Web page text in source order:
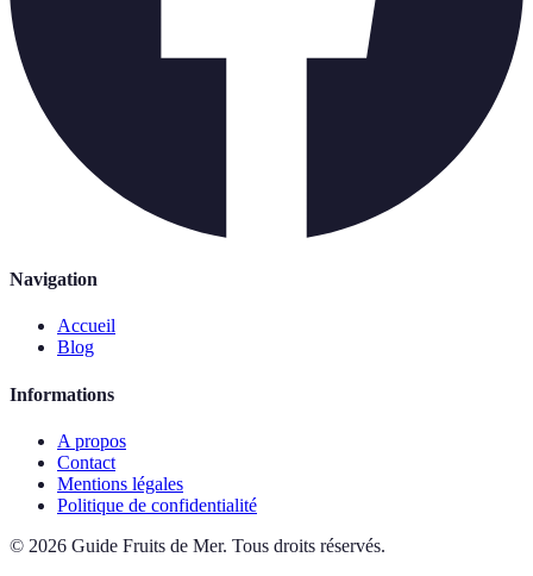
Navigation
Accueil
Blog
Informations
A propos
Contact
Mentions légales
Politique de confidentialité
© 2026 Guide Fruits de Mer. Tous droits réservés.